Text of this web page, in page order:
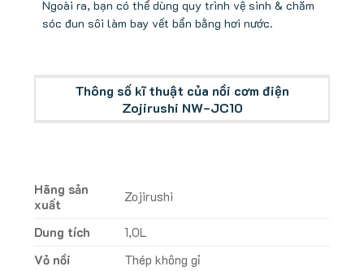
Ngoài ra, bạn có thể dùng quy trình vệ sinh & chăm
sóc đun sôi làm bay vết bẩn bằng hơi nước.
Thông số kĩ thuật của nồi cơm điện
Zojirushi NW-JC10
Hãng sản
xuất
Zojirushi
Dung tích
1,0L
Vỏ nồi
Thép không gỉ